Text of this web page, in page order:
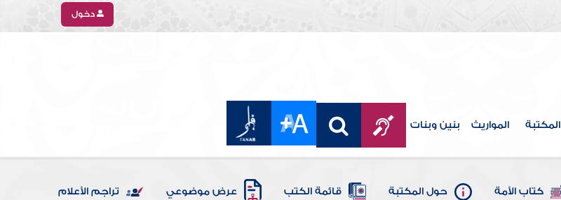
دخول
المكتبة المواريث بنين وبنات
كتاب الأمة حول المكتبة قائمة الكتب عرض موضوعي تراجم الأعلام